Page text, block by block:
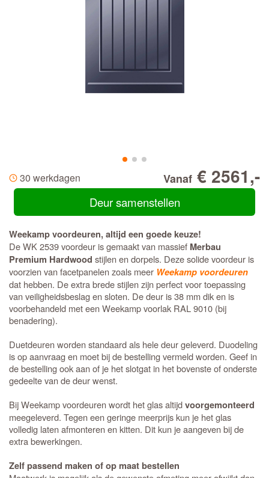
30 werkdagen Vanaf € 2561,-
Deur samenstellen
Weekamp voordeuren, altijd een goede keuze!
De WK 2539 voordeur is gemaakt van massief Merbau
Premium Hardwood stijlen en dorpels. Deze solide voordeur is
voorzien van facetpanelen zoals meer Weekamp voordeuren
dat hebben. De extra brede stijlen zijn perfect voor toepassing
van veiligheidsbeslag en sloten. De deur is 38 mm dik en is
voorbehandeld met een Weekamp voorlak RAL 9010 (bij
benadering).
Duetdeuren worden standaard als hele deur geleverd. Duodeling
is op aanvraag en moet bij de bestelling vermeld worden. Geef in
de bestelling ook aan of je het slotgat in het bovenste of onderste
gedeelte van de deur wenst.
Bij Weekamp voordeuren wordt het glas altijdvoorgemonteerd
meegeleverd. Tegen een geringe meerprijs kun je het glas
volledig laten afmonteren en kitten. Dit kun je aangeven bij de
extra bewerkingen.
Zelf passend maken of op maat bestellen